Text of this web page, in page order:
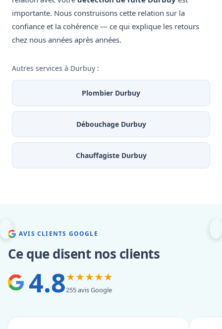
importante. Nous construisons cette relation sur la
confiance et la cohérence — ce qui explique les retours
chez nous années après années.
Autres services à Durbuy :
Plombier Durbuy
Débouchage Durbuy
Chauffagiste Durbuy
AVIS CLIENTS GOOGLE
Ce que disent nos clients
4.8★★★★★
255 avis Google